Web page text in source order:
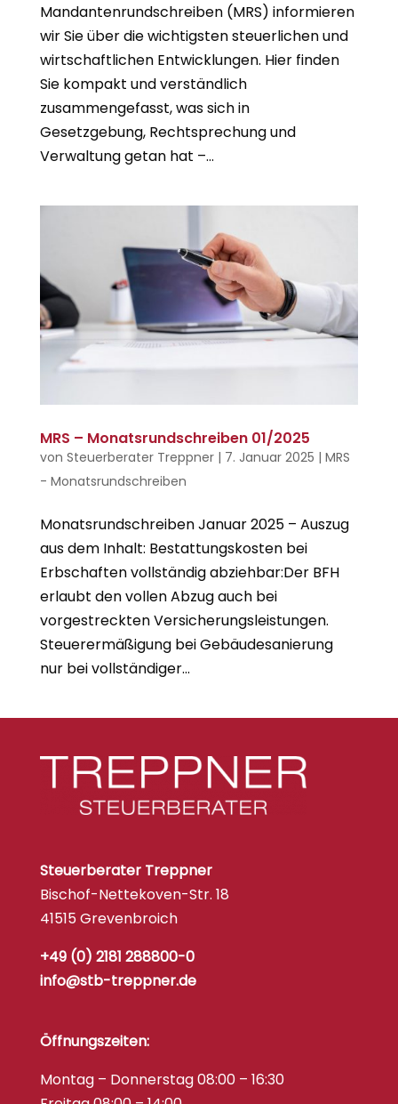
Mandantenrundschreiben (MRS) informieren
wir Sie über die wichtigsten steuerlichen und
wirtschaftlichen Entwicklungen. Hier finden
Sie kompakt und verständlich
zusammengefasst, was sich in
Gesetzgebung, Rechtsprechung und
Verwaltung getan hat –...
MRS – Monatsrundschreiben 01/2025
von Steuerberater Treppner| 7. Januar 2025 | MRS
- Monatsrundschreiben
Monatsrundschreiben Januar 2025 – Auszug
aus dem Inhalt: Bestattungskosten bei
Erbschaften vollständig abziehbar:Der BFH
erlaubt den vollen Abzug auch bei
vorgestreckten Versicherungsleistungen.
Steuerermäßigung bei Gebäudesanierung
nur bei vollständiger...
Steuerberater Treppner
Bischof-Nettekoven-Str. 18
41515 Grevenbroich
+49 (0) 2181 288800-0
info@stb-treppner.de
Öffnungszeiten:
Montag – Donnerstag 08:00 – 16:30